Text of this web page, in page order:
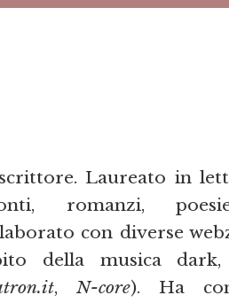
Laureato in
romanzi,
con diverse
della musica
, N-core). Ha